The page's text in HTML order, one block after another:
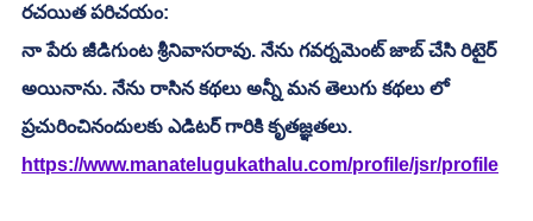
రచయిత పరిచయం:
నా పేరు జీడిగుంట శ్రీనివాసరావు. నేను గవర్నమెంట్ జాబ్ చేసి రిటైర్
అయినాను. నేను రాసిన కథలు అన్నీ మన తెలుగు కథలు లో
ప్రచురించినందులకు ఎడిటర్ గారికి కృతజ్ఞతలు.
https://www.manatelugukathalu.com/profile/jsr/profile